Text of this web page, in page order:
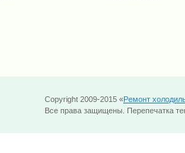
Copyright 2009-2015 «Ремонт
Все права защищены. Перепечатка